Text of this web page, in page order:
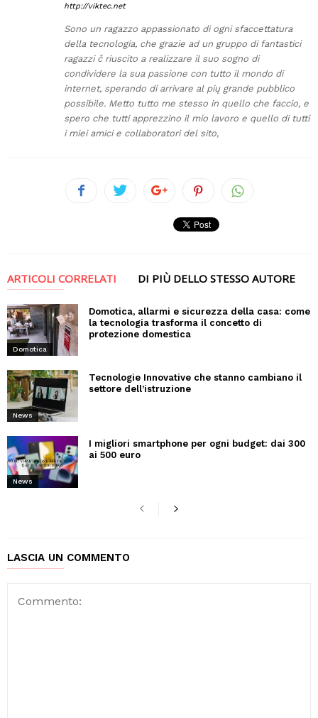
http://viktec.net
Sono un ragazzo appassionato di ogni sfaccettatura
della tecnologia, che grazie ad un gruppo di fantastici
ragazzi č riuscito a realizzare il suo sogno di
condividere la sua passione con tutto il mondo di
internet, sperando di arrivare al pių grande pubblico
possibile. Metto tutto me stesso in quello che faccio, e
spero che tutti apprezzino il mio lavoro e quello di tutti
i miei amici e collaboratori del sito,
ARTICOLI CORRELATI DI PIÙ DELLO STESSO AUTORE
Domotica
Domotica, allarmi e sicurezza della casa: come
la tecnologia trasforma il concetto di
protezione domestica
News
Tecnologie Innovative che stanno cambiano il
settore dell’istruzione
News
I migliori smartphone per ogni budget: dai 300
ai 500 euro
LASCIA UN COMMENTO